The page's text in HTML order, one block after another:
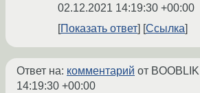
02.12.2021 14:19:30 +00:00
Показать ответ
Ссылка
Ответ на: комментарий от BOOBLIK
14:19:30 +00:00